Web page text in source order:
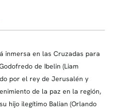
inmersa en las Cruzadas para
de Ibelin (Liam
por el rey de Jerusalén y
de la paz en la región,
hijo ilegítimo Balian (Orlando